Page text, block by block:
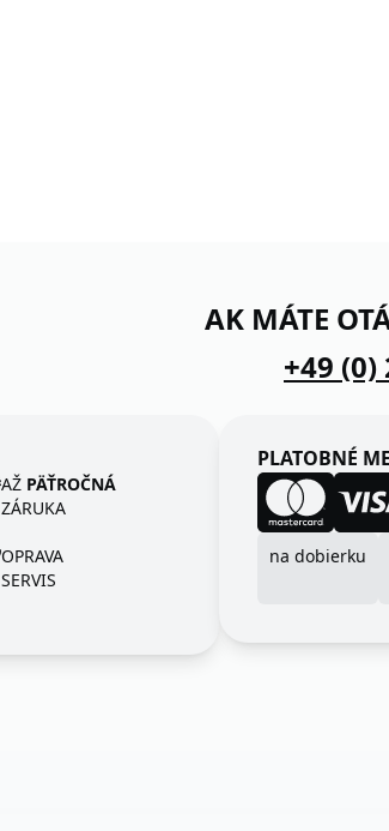
AK MÁTE
+49 (0)
AŽ PÄŤROČNÁ
ZÁRUKA
OPRAVA
SERVIS
PLATOBNÉ
na dobierku